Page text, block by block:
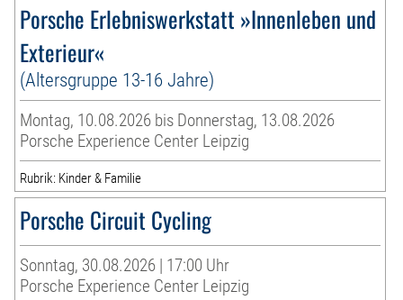
Porsche Erlebniswerkstatt »Innenleben und
Exterieur«
(Altersgruppe 13-16 Jahre)
Montag, 10.08.2026 bis Donnerstag, 13.08.2026
Porsche Experience Center Leipzig
Rubrik: Kinder & Familie
Porsche Circuit Cycling
Sonntag, 30.08.2026 | 17:00 Uhr
Porsche Experience Center Leipzig